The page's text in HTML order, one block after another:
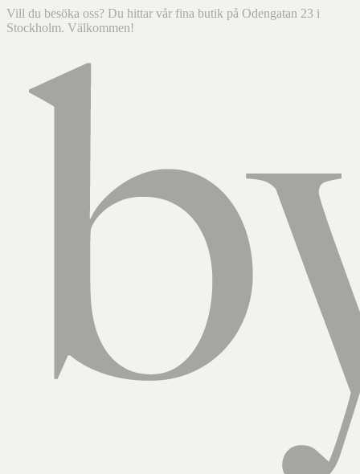
Vill du besöka oss? Du hittar vår fina butik på Odengatan 23 i
Stockholm. Välkommen!